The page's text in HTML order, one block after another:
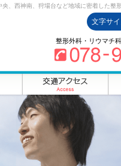
、西神南、狩場台など地域に密着した整
文字サ
整形外科・リウマチ